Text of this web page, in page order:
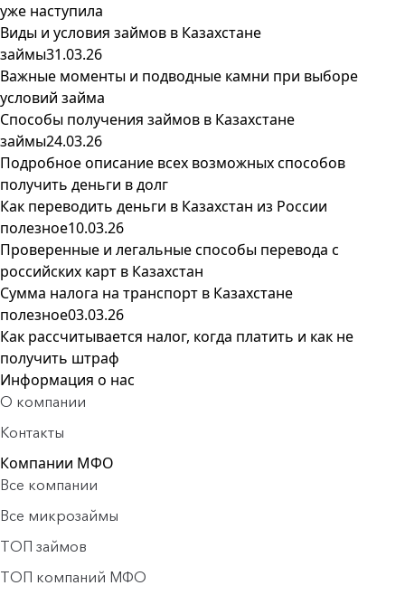
уже наступила
Виды и условия займов в Казахстане
займы31.03.26
Важные моменты и подводные камни при выборе
условий займа
Способы получения займов в Казахстане
займы24.03.26
Подробное описание всех возможных способов
получить деньги в долг
Как переводить деньги в Казахстан из России
полезное10.03.26
Проверенные и легальные способы перевода с
российских карт в Казахстан
Сумма налога на транспорт в Казахстане
полезное03.03.26
Как рассчитывается налог, когда платить и как не
получить штраф
Информация о нас
О компании
Контакты
Компании МФО
Все компании
Все микрозаймы
ТОП займов
ТОП компаний МФО